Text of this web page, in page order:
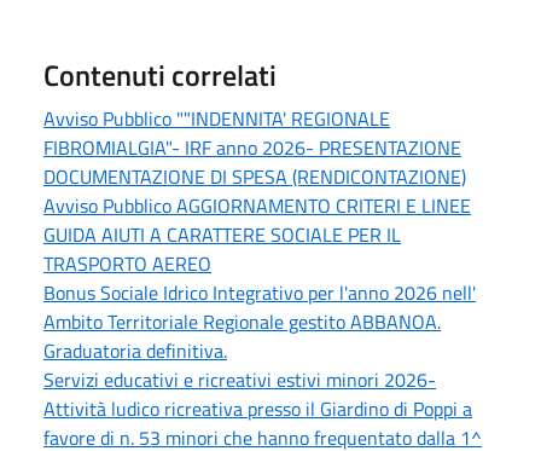
Contenuti correlati
Avviso Pubblico ""INDENNITA' REGIONALE
FIBROMIALGIA"- IRF anno 2026- PRESENTAZIONE
DOCUMENTAZIONE DI SPESA (RENDICONTAZIONE)
Avviso Pubblico AGGIORNAMENTO CRITERI E LINEE
GUIDA AIUTI A CARATTERE SOCIALE PER IL
TRASPORTO AEREO
Bonus Sociale Idrico Integrativo per l'anno 2026 nell'
Ambito Territoriale Regionale gestito ABBANOA.
Graduatoria definitiva.
Servizi educativi e ricreativi estivi minori 2026-
Attività ludico ricreativa presso il Giardino di Poppi a
favore di n. 53 minori che hanno frequentato dalla 1^